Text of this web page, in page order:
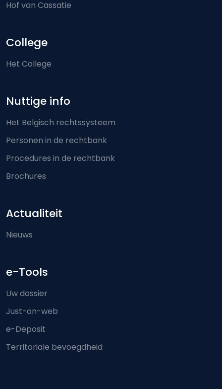
Hof van Cassatie
College
Het College
Nuttige info
Het Belgisch rechtssysteem
Personen in de rechtbank
Procedures in de rechtbank
Brochures
Actualiteit
Nieuws
e-Tools
Uw dossier
Just-on-web
e-Deposit
Territoriale bevoegdheid